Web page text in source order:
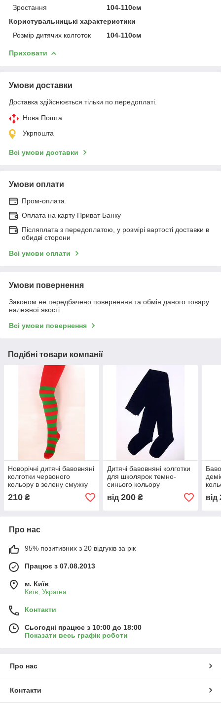
Зростання
104-110см
Користувальницькі характеристики
Розмір дитячих колготок
104-110см
Приховати
Умови доставки
Доставка здійснюється тільки по передоплаті.
Нова Пошта
Укрпошта
Всі умови доставки
Умови оплати
Пром-оплата
Оплата на карту Приват Банку
Післяплата з передоплатою, у розмірі вартості доставки в
обидві сторони
Всі умови оплати
Умови повернення
Законом не передбачено повернення та обмін даного товару
належної якості
Всі умови повернення
Подібні товари компанії
Новорічні дитячі бавовняні
колготки червоного
кольору в зелену смужку
210 ₴
Дитячі бавовняні колготки
для школярок темно-
синього кольору
від 200₴ від
Про нас
95% позитивних з 20 відгуків за рік
Працює з 07.08.2013
м. Київ
Київ, Україна
Контакти
Сьогодні працює з 10:00 до 18:00
Показати весь графік роботи
Про нас
Контакти